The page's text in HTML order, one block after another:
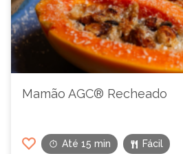
Mamão AGC® Recheado
Até 15 min Fácil